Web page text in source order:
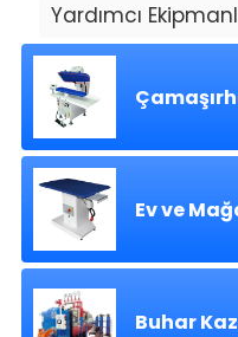
Yardımcı
Ev ve
Buhar